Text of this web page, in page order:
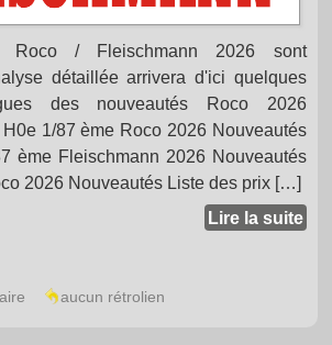
Roco / Fleischmann 2026 sont
détaillée arrivera d'ici quelques
des nouveautés Roco 2026
1/87 ème Roco 2026 Nouveautés
ème Fleischmann 2026 Nouveautés
2026 Nouveautés Liste des prix […]
Lire la suite
aucun rétrolien